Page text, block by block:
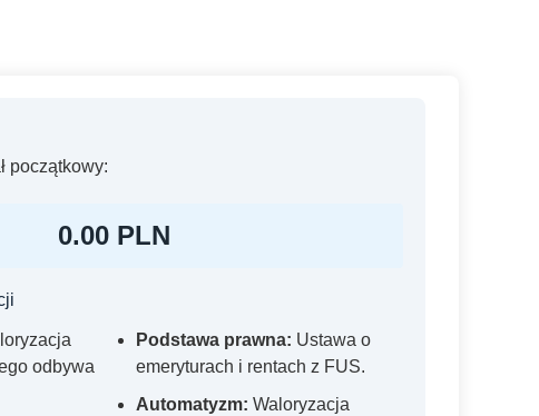
początkowy:
0.00PLN
odbywa
Podstawa prawna: Ustawa o
emeryturach i rentach z FUS.
Automatyzm: Waloryzacja